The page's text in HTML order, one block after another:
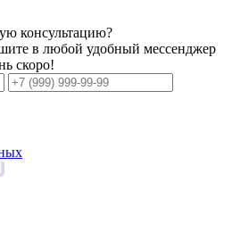
консультацию?
в любой удобный мессенджер
скоро!